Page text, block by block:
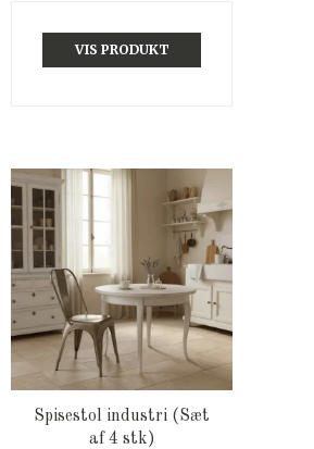
VIS PRODUKT
Spisestol industri (Sæt
af 4 stk)